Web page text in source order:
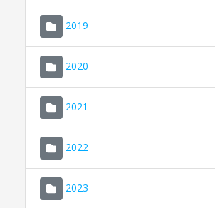
2019
2020
2021
2022
2023